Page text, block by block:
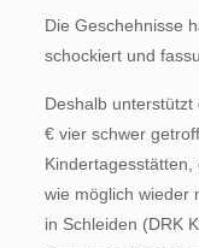
Die Geschehnisse
schockiert und
Deshalb
€ vier schwer
wie möglich wieder
in Schleiden (DRK